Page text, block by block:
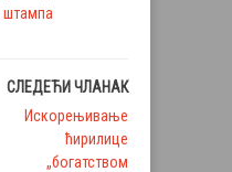
штампа
СЛЕДЕЋИ ЧЛАНАК
Искорењивање
ћирилице
„богатством